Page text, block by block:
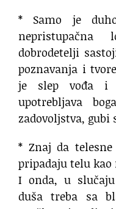
* Samo je
dobrodetelji
poznavanja i
je slep vođa i
upotrebljava
zadovoljstva, gubi
* Znaj da
pripadaju telu
I onda, u
duša treba sa